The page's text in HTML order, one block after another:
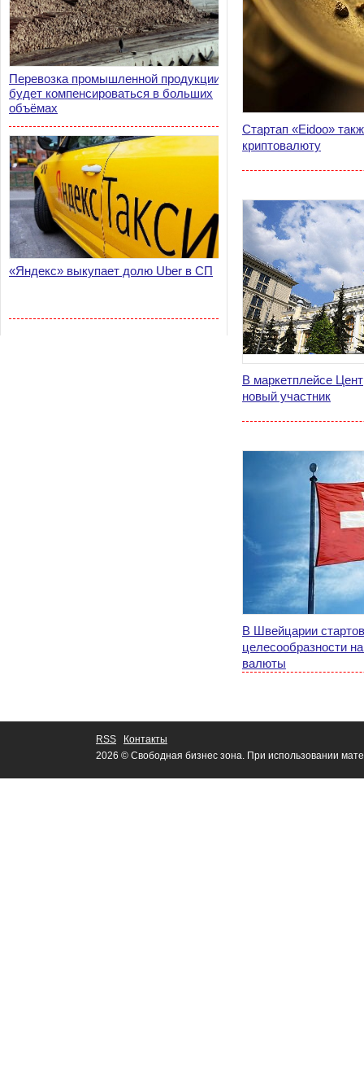
Перевозка промышленной продукции
будет компенсироваться в больших
объёмах
«Яндекс» выкупает долю Uber в СП
Стартап «Eidoo»
криптовалюту
В маркетплейсе
новый участник
В Швейцарии
целесообразности
валюты
RSS
Контакты
2026 © Свободная бизнес зона. При использовании